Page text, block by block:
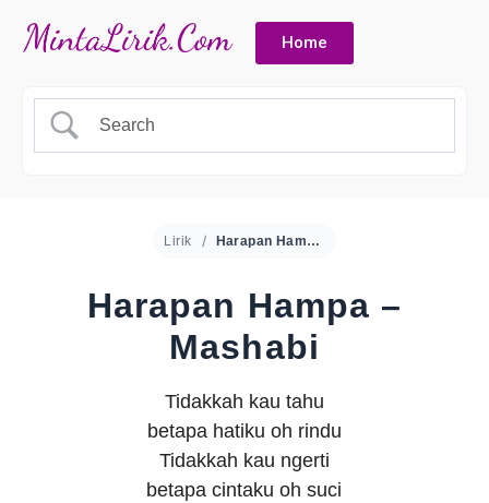
Home
Lirik Harapan Hampa – Mashabi
Harapan Hampa –
Mashabi
Tidakkah kau tahu
betapa hatiku oh rindu
Tidakkah kau ngerti
betapa cintaku oh suci